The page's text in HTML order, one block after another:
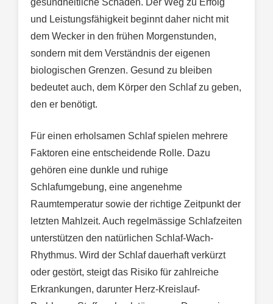
gesundheitliche Schäden. Der Weg zu Erfolg
und Leistungsfähigkeit beginnt daher nicht mit
dem Wecker in den frühen Morgenstunden,
sondern mit dem Verständnis der eigenen
biologischen Grenzen. Gesund zu bleiben
bedeutet auch, dem Körper den Schlaf zu geben,
den er benötigt.
Für einen erholsamen Schlaf spielen mehrere
Faktoren eine entscheidende Rolle. Dazu
gehören eine dunkle und ruhige
Schlafumgebung, eine angenehme
Raumtemperatur sowie der richtige Zeitpunkt der
letzten Mahlzeit. Auch regelmässige Schlafzeiten
unterstützen den natürlichen Schlaf-Wach-
Rhythmus. Wird der Schlaf dauerhaft verkürzt
oder gestört, steigt das Risiko für zahlreiche
Erkrankungen, darunter Herz-Kreislauf-